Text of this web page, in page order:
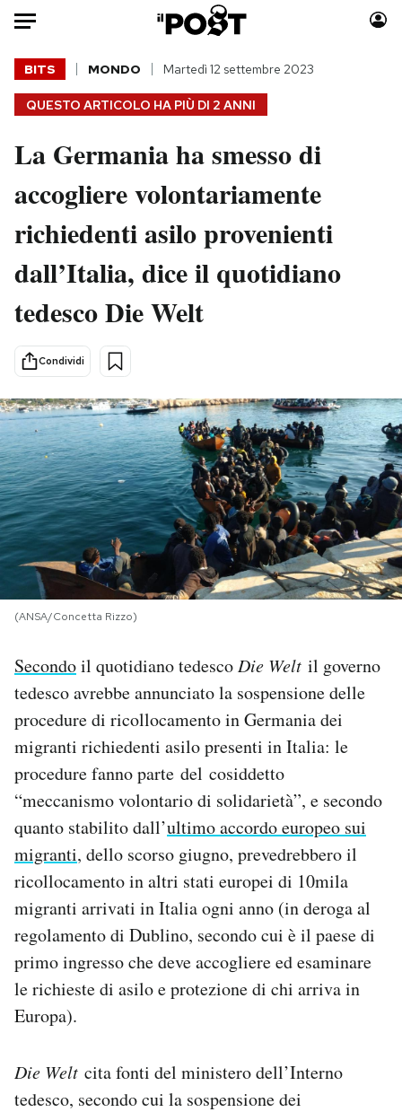
Auto
HOME
Italia
Politica
Tecnologia
Scienza
Sport
Moda
Consumismi
Storie/Idee
Media
PODCAST
NEWSLETTER
I MIEI PREFERITI
SHOP
CALENDARIO
Area Personale
Newsletter
Notifiche mobile
Hai bisogno di aiuto?
Esci
QUESTO ARTICOLO HA PIÙ DI 2 ANNI
BITS MONDO Martedì 12 settembre 2023
La Germania ha smesso di
accogliere volontariamente
richiedenti asilo provenienti
dall’Italia, dice il quotidiano
tedesco Die Welt
Condividi
(ANSA/Concetta Rizzo)
Secondoil quotidiano tedesco Die Welt il governo
tedesco avrebbe annunciato la sospensione delle
procedure di ricollocamento in Germania dei
migranti richiedenti asilo presenti in Italia: le
procedure fanno parte del cosiddetto
“meccanismo volontario di solidarietà”, e secondo
quanto stabilito dall’ultimo accordo europeo sui
migranti, dello scorso giugno, prevedrebbero il
ricollocamento in altri stati europei di 10mila
migranti arrivati in Italia ogni anno (in deroga al
regolamento di Dublino, secondo cui è il paese di
primo ingresso che deve accogliere ed esaminare
le richieste di asilo e protezione di chi arriva in
Europa).
Die Welt cita fonti del ministero dell’Interno
tedesco, secondo cui la sospensione dei